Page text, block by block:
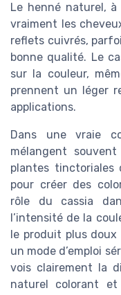
Le henné naturel, à
vraiment les
reflets cuivrés,
bonne qualité. Le
sur la couleur,
prennent un léger
applications.
Dans une vraie
mélangent
plantes tinctoriales
pour créer des
rôle du cassia
l’intensité de la
le produit plus
un mode d’emploi
vois clairement la
naturel colorant